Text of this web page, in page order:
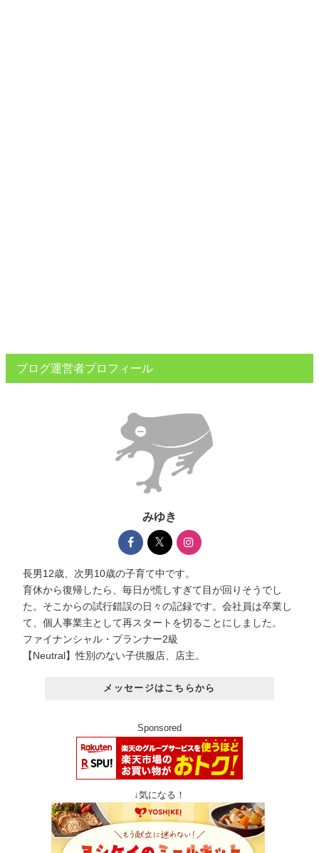
ブログ運営者プロフィール
みゆき
長男12歳、次男10歳の子育て中です。
育休から復帰したら、毎日が慌しすぎて目が回りそうでし
た。そこからの試行錯誤の日々の記録です。会社員は卒業し
て、個人事業主として再スタートを切ることにしました。
ファイナンシャル・プランナー2級
【Neutral】性別のない子供服店、店主。
メッセージはこちらから
Sponsored
↓気になる！